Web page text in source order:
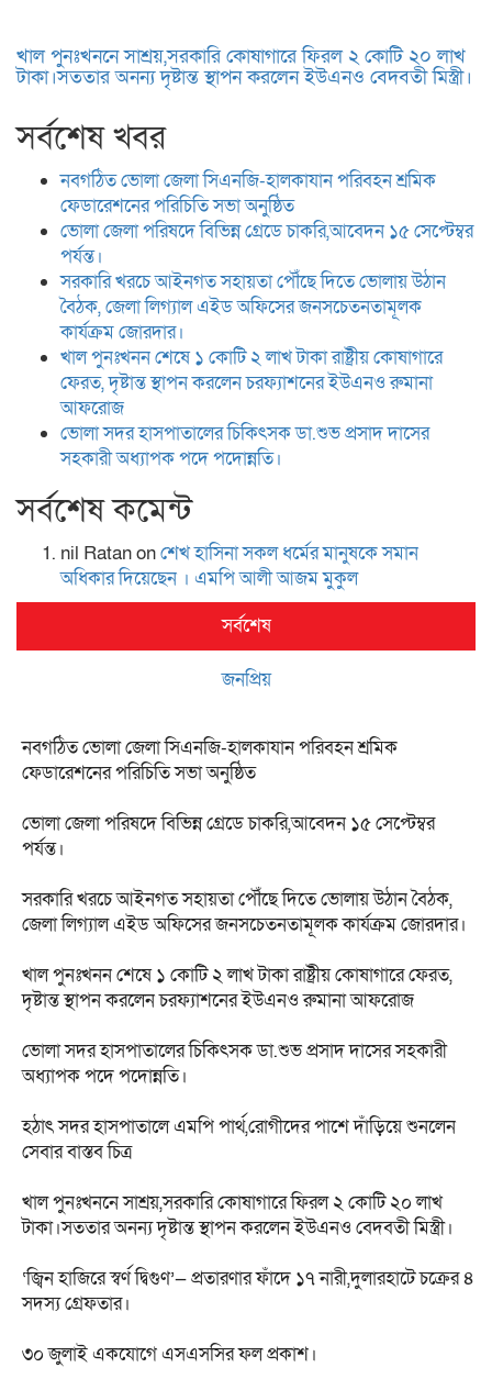
খাল পুনঃখননে সাশ্রয়,সরকারি কোষাগারে ফিরল ২ কোটি ২০ লাখ
টাকা।সততার অনন্য দৃষ্টান্ত স্থাপন করলেন ইউএনও বেদবতী মিস্ত্রী।
সর্বশেষ খবর
নবগঠিত ভোলা জেলা সিএনজি-হালকাযান পরিবহন শ্রমিক
ফেডারেশনের পরিচিতি সভা অনুষ্ঠিত
ভোলা জেলা পরিষদে বিভিন্ন গ্রেডে চাকরি,আবেদন ১৫ সেপ্টেম্বর
পর্যন্ত।
সরকারি খরচে আইনগত সহায়তা পৌঁছে দিতে ভোলায় উঠান
বৈঠক, জেলা লিগ্যাল এইড অফিসের জনসচেতনতামূলক
কার্যক্রম জোরদার।
খাল পুনঃখনন শেষে ১ কোটি ২ লাখ টাকা রাষ্ট্রীয় কোষাগারে
ফেরত, দৃষ্টান্ত স্থাপন করলেন চরফ্যাশনের ইউএনও রুমানা
আফরোজ
ভোলা সদর হাসপাতালের চিকিৎসক ডা.শুভ প্রসাদ দাসের
সহকারী অধ্যাপক পদে পদোন্নতি।
সর্বশেষ কমেন্ট
nil Ratanonশেখ হা‌সিনা সকল ধ‌র্মের মানু‌ষকে সমান
অ‌ধিকার দি‌য়ে‌ছেন । এম‌পি আলী আজম মুকুল
সর্বশেষ
জনপ্রিয়
নবগঠিত ভোলা জেলা সিএনজি-হালকাযান পরিবহন শ্রমিক
ফেডারেশনের পরিচিতি সভা অনুষ্ঠিত
ভোলা জেলা পরিষদে বিভিন্ন গ্রেডে চাকরি,আবেদন ১৫ সেপ্টেম্বর
পর্যন্ত।
সরকারি খরচে আইনগত সহায়তা পৌঁছে দিতে ভোলায় উঠান বৈঠক,
জেলা লিগ্যাল এইড অফিসের জনসচেতনতামূলক কার্যক্রম জোরদার।
খাল পুনঃখনন শেষে ১ কোটি ২ লাখ টাকা রাষ্ট্রীয় কোষাগারে ফেরত,
দৃষ্টান্ত স্থাপন করলেন চরফ্যাশনের ইউএনও রুমানা আফরোজ
ভোলা সদর হাসপাতালের চিকিৎসক ডা.শুভ প্রসাদ দাসের সহকারী
অধ্যাপক পদে পদোন্নতি।
হঠাৎ সদর হাসপাতালে এমপি পার্থ,রোগীদের পাশে দাঁড়িয়ে শুনলেন
সেবার বাস্তব চিত্র
খাল পুনঃখননে সাশ্রয়,সরকারি কোষাগারে ফিরল ২ কোটি ২০ লাখ
টাকা।সততার অনন্য দৃষ্টান্ত স্থাপন করলেন ইউএনও বেদবতী মিস্ত্রী।
‘জ্বিন হাজিরে স্বর্ণ দ্বিগুণ’— প্রতারণার ফাঁদে ১৭ নারী,দুলারহাটে চক্রের ৪
সদস্য গ্রেফতার।
৩০ জুলাই একযোগে এসএসসির ফল প্রকাশ।